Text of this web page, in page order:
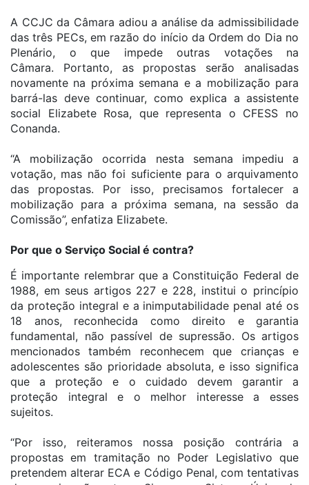
A CCJC da Câmara adiou a análise da admissibilidade
das três PECs, em razão do início da Ordem do Dia no
Plenário, o que impede outras votações na
Câmara. Portanto, as propostas serão analisadas
novamente na próxima semana e a mobilização para
barrá-las deve continuar, como explica a assistente
social Elizabete Rosa, que representa o CFESS no
Conanda.
“A mobilização ocorrida nesta semana impediu a
votação, mas não foi suficiente para o arquivamento
das propostas. Por isso, precisamos fortalecer a
mobilização para a próxima semana, na sessão da
Comissão”, enfatiza Elizabete.
Por que o Serviço Social é contra?
É importante relembrar que a Constituição Federal de
1988, em seus artigos 227 e 228, institui o princípio
da proteção integral e a inimputabilidade penal até os
18 anos, reconhecida como direito e garantia
fundamental, não passível de supressão. Os artigos
mencionados também reconhecem que crianças e
adolescentes são prioridade absoluta, e isso significa
que a proteção e o cuidado devem garantir a
proteção integral e o melhor interesse a esses
sujeitos.
“Por isso, reiteramos nossa posição contrária a
propostas em tramitação no Poder Legislativo que
pretendem alterar ECA e Código Penal, com tentativas